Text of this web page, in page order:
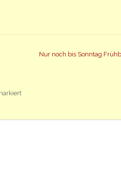
Nur noch bis Sonntag